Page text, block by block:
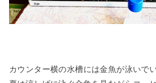
カウンター横の水槽には金魚が泳いで